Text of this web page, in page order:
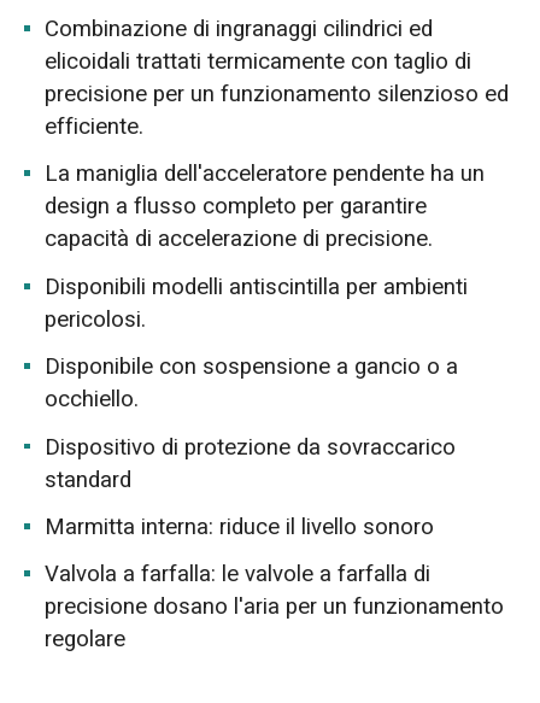
Combinazione di ingranaggi cilindrici ed
elicoidali trattati termicamente con taglio di
precisione per un funzionamento silenzioso ed
efficiente.
La maniglia dell'acceleratore pendente ha un
design a flusso completo per garantire
capacità di accelerazione di precisione.
Disponibili modelli antiscintilla per ambienti
pericolosi.
Disponibile con sospensione a gancio o a
occhiello.
Dispositivo di protezione da sovraccarico
standard
Marmitta interna: riduce il livello sonoro
Valvola a farfalla: le valvole a farfalla di
precisione dosano l'aria per un funzionamento
regolare